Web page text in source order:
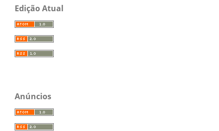
Edição Atual
Anúncios